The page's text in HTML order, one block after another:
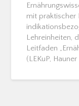
mit praktischer
Lehreinheiten,
Leitfaden
(LEKuP,